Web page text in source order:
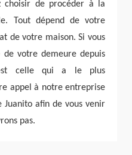
choisir de procéder à la
Tout dépend de votre
de votre maison. Si vous
de votre demeure depuis
celle qui a le plus
appel à notre entreprise
afin de vous venir
pas.